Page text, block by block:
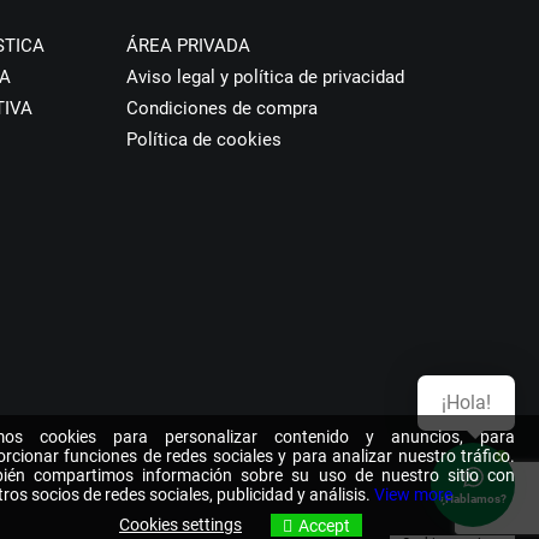
ÁREA PRIVADA
Aviso legal y política de privacidad
Condiciones de compra
Política de cookies
cookies para personalizar contenido y anuncios, para
funciones de redes sociales y para analizar nuestro tráfico.
compartimos información sobre su uso de nuestro sitio con
socios de redes sociales, publicidad y análisis. View more
Cookies settings
Accept
¿Hablamos?
¡Hola!